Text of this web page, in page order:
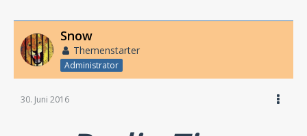
Snow
Themenstarter
Administrator
30. Juni 2016